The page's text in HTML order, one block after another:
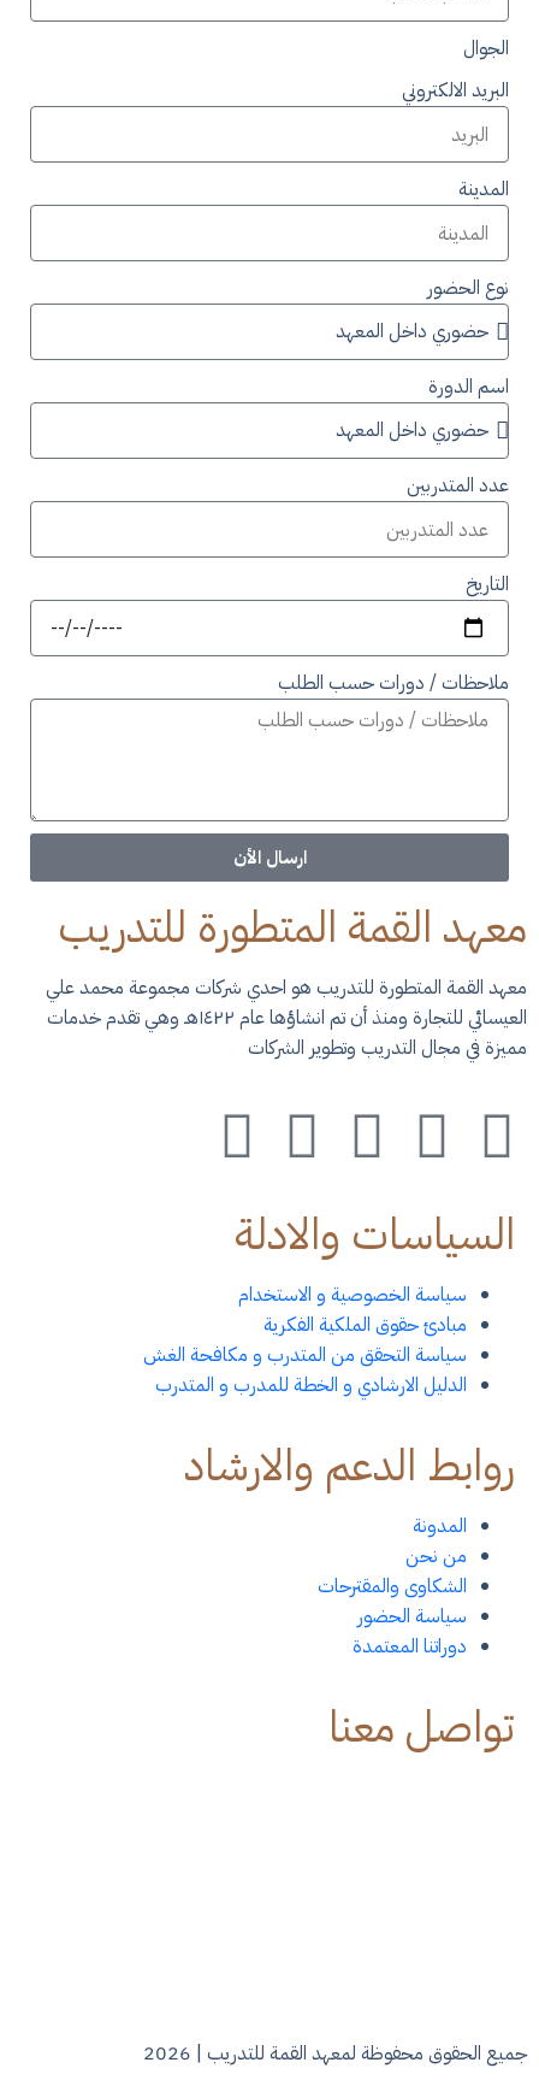
الجوال
البريد الالكتروني
المدينة
نوع الحضور
اسم الدورة
عدد المتدربين
التاريخ
ملاحظات / دورات حسب الطلب
ارسال الأن
معهد القمة المتطورة للتدريب
معهد القمة المتطورة للتدريب هو احدي شركات مجموعة محمد علي
العيسائي للتجارة ومنذ أن تم انشاؤها عام ١٤٢٢هـ وهي تقدم خدمات
مميزة في مجال التدريب وتطوير الشركات
السياسات والادلة
سياسة الخصوصية و الاستخدام
مبادئ حقوق الملكية الفكرية
سياسة التحقق من المتدرب و مكافحة الغش
الدليل الارشادي و الخطة للمدرب و المتدرب
روابط الدعم والارشاد
المدونة
من نحن
الشكاوى والمقترحات
سياسة الحضور
دوراتنا المعتمدة
تواصل معنا
جميع الحقوق محفوظة لمعهد القمة للتدريب | 2026